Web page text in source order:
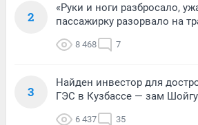
2
«Руки и ноги разбросало,
пассажирку разорвало на
8 468 7
3
Найден инвестор для
ГЭС в Кузбассе — зам Шойгу
6 437 35